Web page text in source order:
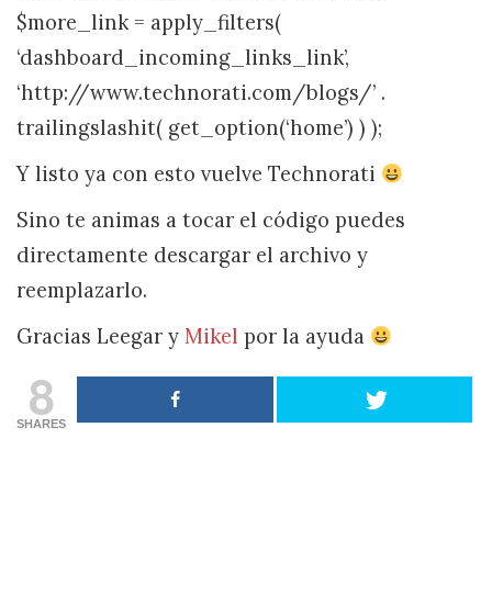
$more_link = apply_filters(
‘dashboard_incoming_links_link’,
‘http://www.technorati.com/blogs/’ .
trailingslashit( get_option(‘home’) ) );
Y listo ya con esto vuelve Technorati
Sino te animas a tocar el código puedes
directamente descargar el archivo y
reemplazarlo.
Gracias Leegar y Mikel por la ayuda
8
SHARES